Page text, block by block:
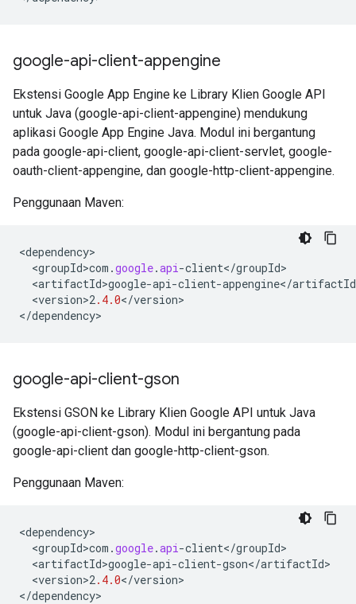
google-api-client-appengine
Ekstensi Google App Engine ke Library Klien Google API
untuk Java (google-api-client-appengine) mendukung
aplikasi Google App Engine Java. Modul ini bergantung
pada google-api-client, google-api-client-servlet, google-
oauth-client-appengine, dan google-http-client-appengine.
Penggunaan Maven:
<dependency
<groupId>com .google.api-client</groupId
<artifactId>google-api-client-appengine</artifactId
<version>2.4.0</version>
</dependency>
google-api-client-gson
Ekstensi GSON ke Library Klien Google API untuk Java
(google-api-client-gson). Modul ini bergantung pada
google-api-client dan google-http-client-gson.
Penggunaan Maven:
<dependency
<groupId>com .google.api-client</groupId
<artifactId>google-api-client-gson</artifactId
<version>2.4.0</version>
</dependency>